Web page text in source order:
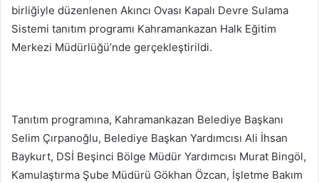
birliğiyle düzenlenen Akıncı Ovası Kapalı Devre Sulama
Sistemi tanıtım programı Kahramankazan Halk Eğitim
Merkezi Müdürlüğü’nde gerçekleştirildi.
Tanıtım programına, Kahramankazan Belediye Başkanı
Selim Çırpanoğlu, Belediye Başkan Yardımcısı Ali İhsan
Baykurt, DSİ Beşinci Bölge Müdür Yardımcısı Murat Bingöl,
Kamulaştırma Şube Müdürü Gökhan Özcan, İşletme Bakım